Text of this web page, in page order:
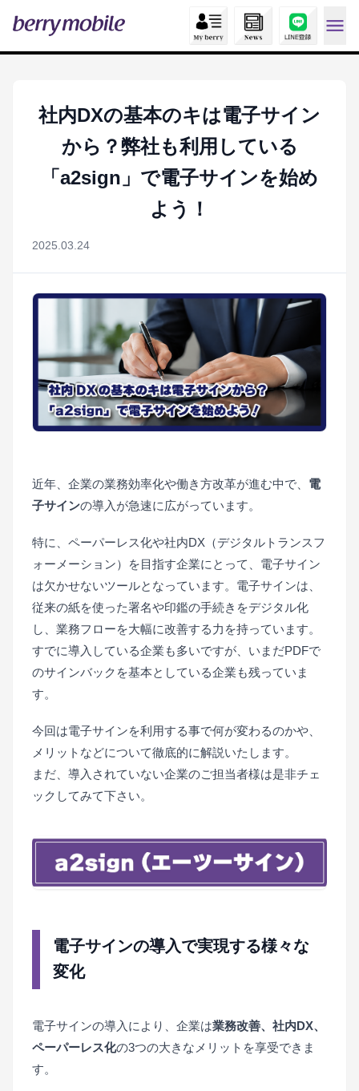
社内DXの基本のキは電子サイン
から？弊社も利用している
「a2sign」で電子サインを始め
よう！
2025.03.24
近年、企業の業務効率化や働き方改革が進む中で、 電
子サインの導入が急速に広がっています。
特に、ペーパーレス化や社内DX（デジタルトランスフ
ォーメーション）を目指す企業にとって、電子サイン
は欠かせないツールとなっています。電子サインは、
従来の紙を使った署名や印鑑の手続きをデジタル化
し、業務フローを大幅に改善する力を持っています。
すでに導入している企業も多いですが、いまだPDFで
のサインバックを基本としている企業も残っていま
す。
今回は電子サインを利用する事で何が変わるのかや、
メリットなどについて徹底的に解説いたします。
まだ、導入されていない企業のご担当者様は是非チェ
ックしてみて下さい。
電子サインの導入で実現する様々な
変化
電子サインの導入により、企業は業務改善、社内DX、
ペーパーレス化の3つの大きなメリットを享受できま
す。